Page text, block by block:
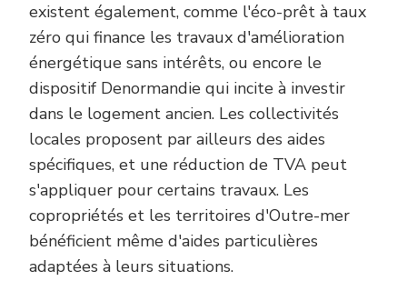
existent également, comme l'éco-prêt à taux
zéro qui finance les travaux d'amélioration
énergétique sans intérêts, ou encore le
dispositif Denormandie qui incite à investir
dans le logement ancien. Les collectivités
locales proposent par ailleurs des aides
spécifiques, et une réduction de TVA peut
s'appliquer pour certains travaux. Les
copropriétés et les territoires d'Outre-mer
bénéficient même d'aides particulières
adaptées à leurs situations.